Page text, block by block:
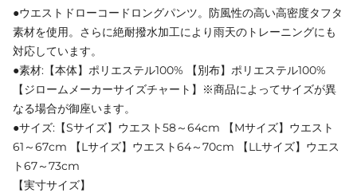
●ウエストドローコードロングパンツ。防風性の高い高密度タフタ
素材を使用。さらに絶耐撥水加工により雨天のトレーニングにも
対応しています。
●素材:【本体】ポリエステル100% 【別布】ポリエステル100%
【ジロームメーカーサイズチャート】※商品によってサイズが異
なる場合が御座います。
●サイズ:【Sサイズ】ウエスト58～64cm 【Mサイズ】ウエスト
61～67cm 【Lサイズ】ウエスト64～70cm 【LLサイズ】ウエス
ト67～73cm
【実寸サイズ】